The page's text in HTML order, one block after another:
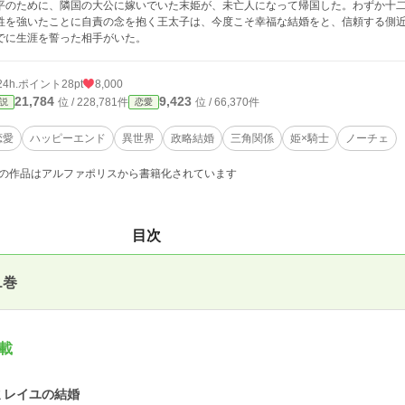
のために、隣国の大公に嫁いでいた末姫が、未亡人になって帰国した。わずか十
を強いたことに自責の念を抱く王太子は、今度こそ幸福な結婚をと、信頼する側
に生涯を誓った相手がいた。
ポイント 28pt 8,000
21,784 位 / 228,781件 恋愛 9,423 位 / 66,370件
愛 ハッピーエンド 異世界 政略結婚 三角関係 姫×騎士 ノーチェ
作品はアルファポリスから書籍化されています
目次
巻
レイユの結婚